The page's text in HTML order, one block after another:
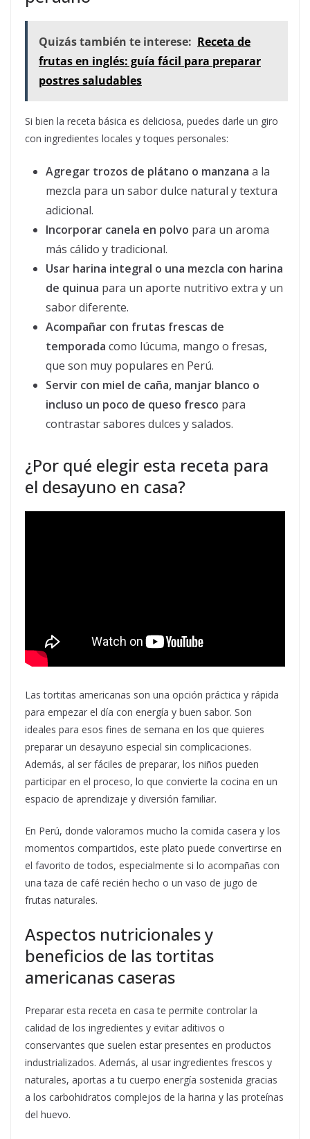
Quizás también te interese: Receta de
frutas en inglés: guía fácil para preparar
postres saludables
Si bien la receta básica es deliciosa, puedes darle un giro
con ingredientes locales y toques personales:
Agregar trozos de plátano o manzana a la
mezcla para un sabor dulce natural y textura
adicional.
Incorporar canela en polvo para un aroma
más cálido y tradicional.
Usar harina integral o una mezcla con harina
de quinua para un aporte nutritivo extra y un
sabor diferente.
Acompañar con frutas frescas de
temporada como lúcuma, mango o fresas,
que son muy populares en Perú.
Servir con miel de caña, manjar blanco o
incluso un poco de queso fresco para
contrastar sabores dulces y salados.
¿Por qué elegir esta receta para
el desayuno en casa?
Las tortitas americanas son una opción práctica y rápida
para empezar el día con energía y buen sabor. Son
ideales para esos fines de semana en los que quieres
preparar un desayuno especial sin complicaciones.
Además, al ser fáciles de preparar, los niños pueden
participar en el proceso, lo que convierte la cocina en un
espacio de aprendizaje y diversión familiar.
En Perú, donde valoramos mucho la comida casera y los
momentos compartidos, este plato puede convertirse en
el favorito de todos, especialmente si lo acompañas con
una taza de café recién hecho o un vaso de jugo de
frutas naturales.
Aspectos nutricionales y
beneficios de las tortitas
americanas caseras
Preparar esta receta en casa te permite controlar la
calidad de los ingredientes y evitar aditivos o
conservantes que suelen estar presentes en productos
industrializados. Además, al usar ingredientes frescos y
naturales, aportas a tu cuerpo energía sostenida gracias
a los carbohidratos complejos de la harina y las proteínas
del huevo.